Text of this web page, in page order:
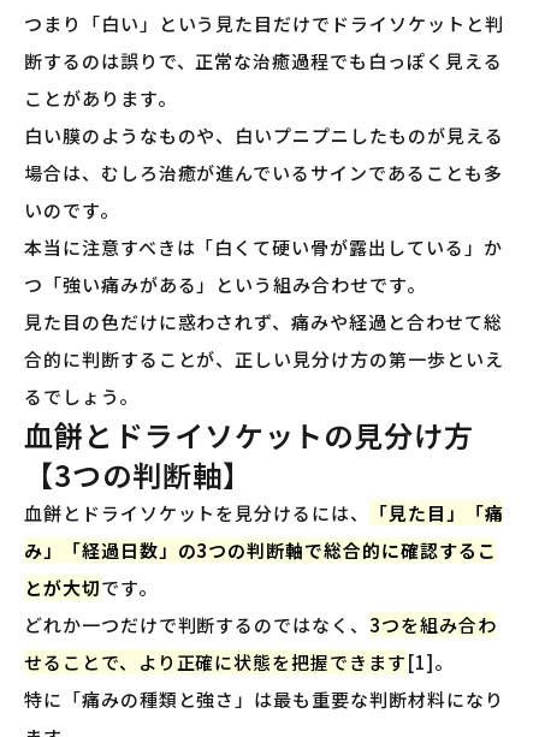
つまり「白い」という見た目だけでドライソケットと判
断するのは誤りで、正常な治癒過程でも白っぽく見える
ことがあります。
白い膜のようなものや、白いプニプニしたものが見える
場合は、むしろ治癒が進んでいるサインであることも多
いのです。
本当に注意すべきは「白くて硬い骨が露出している」か
つ「強い痛みがある」という組み合わせです。
見た目の色だけに惑わされず、痛みや経過と合わせて総
合的に判断することが、正しい見分け方の第一歩といえ
るでしょう。
血餅とドライソケットの見分け方
【3つの判断軸】
血餅とドライソケットを見分けるには、
「見た目」「痛
み」「経過日数」の3つの判断軸で総合的に確認するこ
とが大切です。
どれか一つだけで判断するのではなく、 3つを組み合わ
せることで、より正確に状態を把握できます[1]。
特に「痛みの種類と強さ」は最も重要な判断材料になり